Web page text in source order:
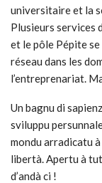
universitaire et la
Plusieurs services
et le pôle Pépite
réseau dans les
l’entreprenariat.
Un bagnu di
sviluppu
mondu arradicatu
libertà. Apertu à
d’andà ci !